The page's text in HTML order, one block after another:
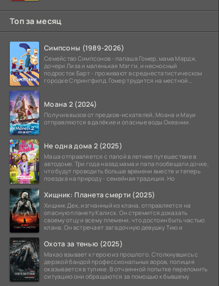
Топ за месяц
Симпсоны (1989-2026)
Семейство Симпсонов - папаша Гомер, мама Мардж,
дочери Лиза и маленькая Мэгги, и несносный
подросток Барт - проживают в среднестатистическом
городке Спрингфилд. Гомер трудится на местной
Моана 2 (2024)
Получив вызов от предков-искателей, Моана и Мауи
отправляются в далёкие и опасные воды Океании.
Не одна дома 2 (2025)
Маша отправляется с папой в летнее путешествие в
автодоме. Три года назад мама и папа пообещали дочке,
что будут проводить больше времени вместе и теперь
поездка на природу - семейная традиция. Но
Хищник: Планета смерти (2025)
Хищник Дек, изгнанный из клана, отправляется на
опасную планету Калиск. Он стремится доказать
своему отцу и всему племени, что достоин быть частью
клана. Он встречает загадочную девушку Тию и
Охота за тенью (2025)
Макао взывает к герою из прошлого. Столкнувшись с
дерзкой бандой профессиональных воров, полиция
оказывается в тупике. В отчаянной попытке переломить
ситуацию они обращаются за помощью к бывшему